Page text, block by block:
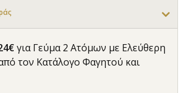
€για Γεύμα 2 Ατόμων με Ελεύθερη
τον Κατάλογο Φαγητού και